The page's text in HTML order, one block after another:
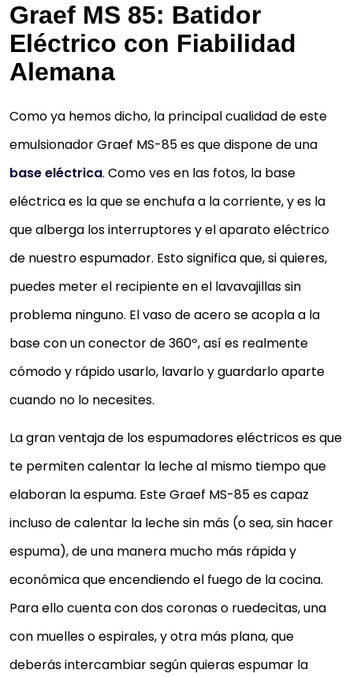
Graef MS 85: Batidor
Eléctrico con Fiabilidad
Alemana
Como ya hemos dicho, la principal cualidad de este
emulsionador Graef MS-85 es que dispone de una
base eléctrica. Como ves en las fotos, la base
eléctrica es la que se enchufa a la corriente, y es la
que alberga los interruptores y el aparato eléctrico
de nuestro espumador. Esto significa que, si quieres,
puedes meter el recipiente en el lavavajillas sin
problema ninguno. El vaso de acero se acopla a la
base con un conector de 360º, así es realmente
cómodo y rápido usarlo, lavarlo y guardarlo aparte
cuando no lo necesites.
La gran ventaja de los espumadores eléctricos es que
te permiten calentar la leche al mismo tiempo que
elaboran la espuma. Este Graef MS-85 es capaz
incluso de calentar la leche sin más (o sea, sin hacer
espuma), de una manera mucho más rápida y
económica que encendiendo el fuego de la cocina.
Para ello cuenta con dos coronas o ruedecitas, una
con muelles o espirales, y otra más plana, que
deberás intercambiar según quieras espumar la